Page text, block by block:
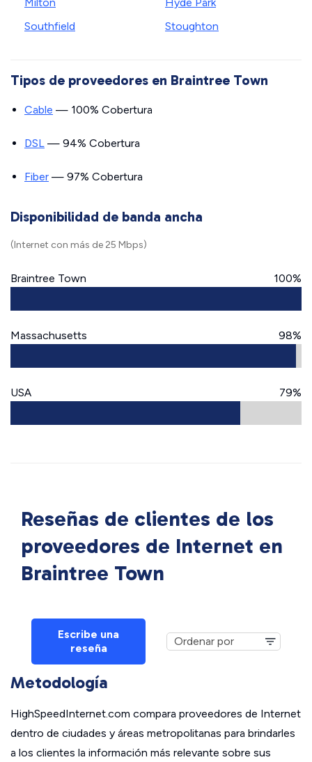
Southfield
Stoughton
Tipos de proveedores en Braintree Town
Cable — 100% Cobertura
DSL — 94% Cobertura
Fiber — 97% Cobertura
Disponibilidad de banda ancha
(Internet con más de 25 Mbps)
Braintree Town 100%
Massachusetts 98%
USA 79%
Reseñas de clientes de los
proveedores de Internet en
Braintree Town
Escribe una
reseña
Metodología
HighSpeedInternet.com compara proveedores de Internet
dentro de ciudades y áreas metropolitanas para brindarles
a los clientes la información más relevante sobre sus